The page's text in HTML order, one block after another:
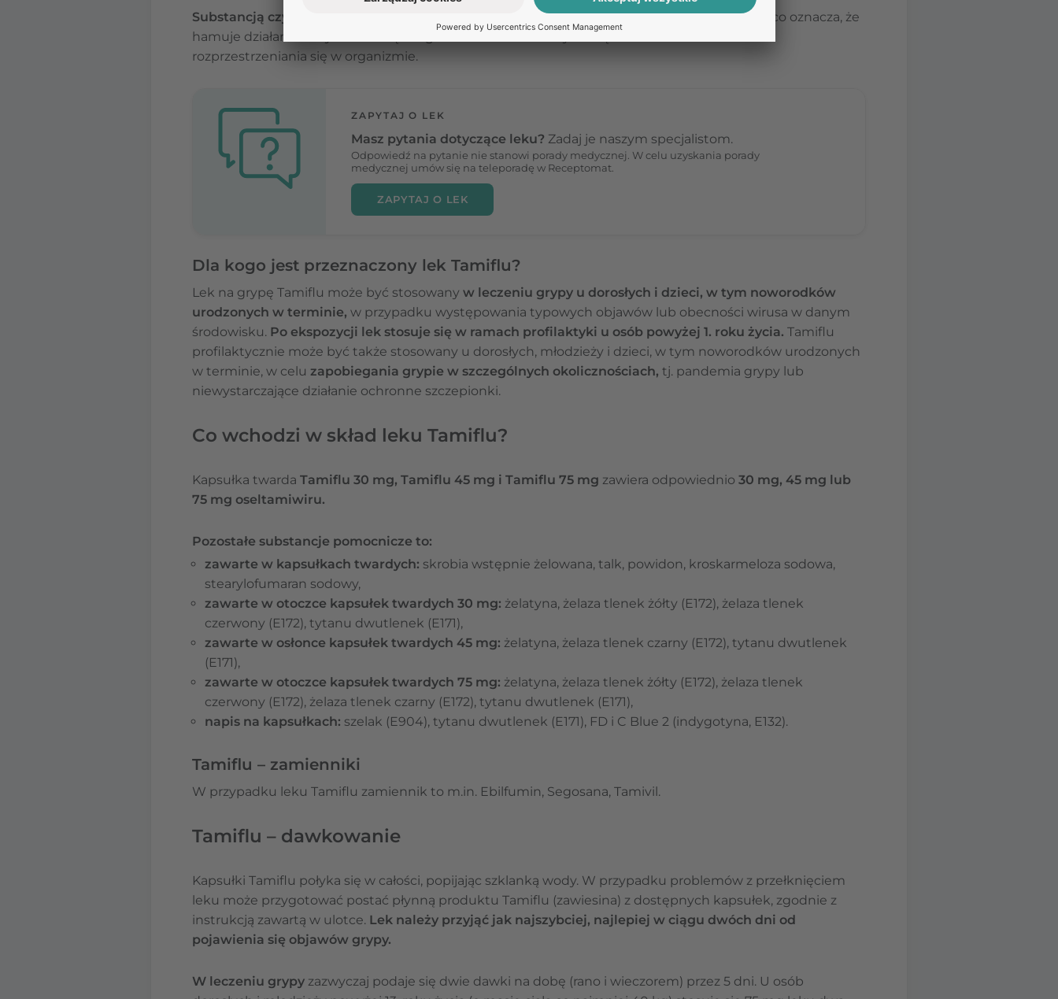
Substancją czynną leku Tamiflu jest oseltamiwir.
Należy on do inhibitorów neuraminidazy, co oznacza, że
hamuje działanie enzymu niezbędnego do uwalniania nowych cząstek wirusa z komórki i ich
rozprzestrzeniania się w organizmie.
ZAPYTAJ O LEK
Masz pytania dotyczące leku? Zadaj je naszym specjalistom.
Odpowiedź na pytanie nie stanowi porady medycznej. W celu uzyskania porady
medycznej umów się na teleporadę w Receptomat.
ZAPYTAJ O LEK
Dla kogo jest przeznaczony lek Tamiflu?
Lek na grypę Tamiflu może być stosowany w leczeniu grypy u dorosłych i dzieci, w tym noworodków
urodzonych w terminie, w przypadku występowania typowych objawów lub obecności wirusa w danym
środowisku. Po ekspozycji lek stosuje się w ramach profilaktyki u osób powyżej 1. roku życia. Tamiflu
profilaktycznie może być także stosowany u dorosłych, młodzieży i dzieci, w tym noworodków urodzonych
w terminie, w celu zapobiegania grypie w szczególnych okolicznościach, tj. pandemia grypy lub
niewystarczające działanie ochronne szczepionki.
Co wchodzi w skład leku Tamiflu?
Kapsułka twarda Tamiflu 30 mg, Tamiflu 45 mg i Tamiflu 75 mg zawiera odpowiednio 30 mg, 45 mg lub
75 mg oseltamiwiru.
Pozostałe substancje pomocnicze to:
zawarte w kapsułkach twardych: skrobia wstępnie żelowana, talk, powidon, kroskarmeloza sodowa,
stearylofumaran sodowy,
zawarte w otoczce kapsułek twardych 30 mg: żelatyna, żelaza tlenek żółty (E172), żelaza tlenek
czerwony (E172), tytanu dwutlenek (E171),
zawarte w osłonce kapsułek twardych 45 mg: żelatyna, żelaza tlenek czarny (E172), tytanu dwutlenek
(E171),
zawarte w otoczce kapsułek twardych 75 mg: żelatyna, żelaza tlenek żółty (E172), żelaza tlenek
czerwony (E172), żelaza tlenek czarny (E172), tytanu dwutlenek (E171),
napis na kapsułkach: szelak (E904), tytanu dwutlenek (E171), FD i C Blue 2 (indygotyna, E132).
Tamiflu – zamienniki
W przypadku leku Tamiflu zamiennik to m.in. Ebilfumin, Segosana, Tamivil.
Tamiflu – dawkowanie
Kapsułki Tamiflu połyka się w całości, popijając szklanką wody. W przypadku problemów z przełknięciem
leku może przygotować postać płynną produktu Tamiflu (zawiesina) z dostępnych kapsułek, zgodnie z
instrukcją zawartą w ulotce. Lek należy przyjąć jak najszybciej, najlepiej w ciągu dwóch dni od
pojawienia się objawów grypy.
W leczeniu grypy zazwyczaj podaje się dwie dawki na dobę (rano i wieczorem) przez 5 dni. U osób